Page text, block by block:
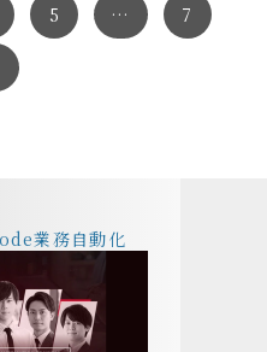
5 … 7
業務自動化